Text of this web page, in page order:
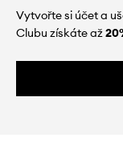
Vytvořte si účet a
Clubu získáte až